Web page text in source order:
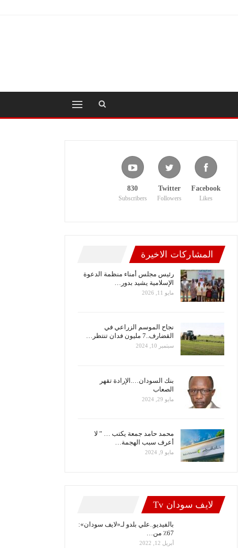
Facebook
Likes
Twitter
Followers
830
Subscribers
المشاركات الاخيرة
رئيس مجلس أمناء منظمة الدعوة
الإسلامية يشيد بدور…
مايو 11, 2026
نجاح الموسم الزراعي في
القضارف..7 مليون فدان تنتظر…
سبتمبر 10, 2024
بنك السودان….الإرادة تقهر
الصعاب
مايو 29, 2024
محمد حامد جمعة يكتب … ” لا
أعرف سبب الهجمة…
مايو 9, 2024
لايف سودان Tv
بالفيديو..علي بلدو لـ«لايف سودان»:
67٪ من…
أبريل 12, 2022